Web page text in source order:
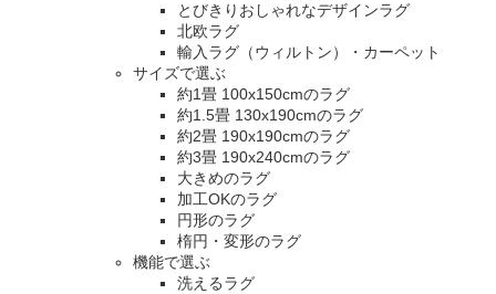
とびきりおしゃれなデザインラグ
北欧ラグ
輸入ラグ（ウィルトン）・カーペット
サイズで選ぶ
約1畳 100x150cmのラグ
約1.5畳 130x190cmのラグ
約2畳 190x190cmのラグ
約3畳 190x240cmのラグ
大きめのラグ
加工OKのラグ
円形のラグ
楕円・変形のラグ
機能で選ぶ
洗えるラグ